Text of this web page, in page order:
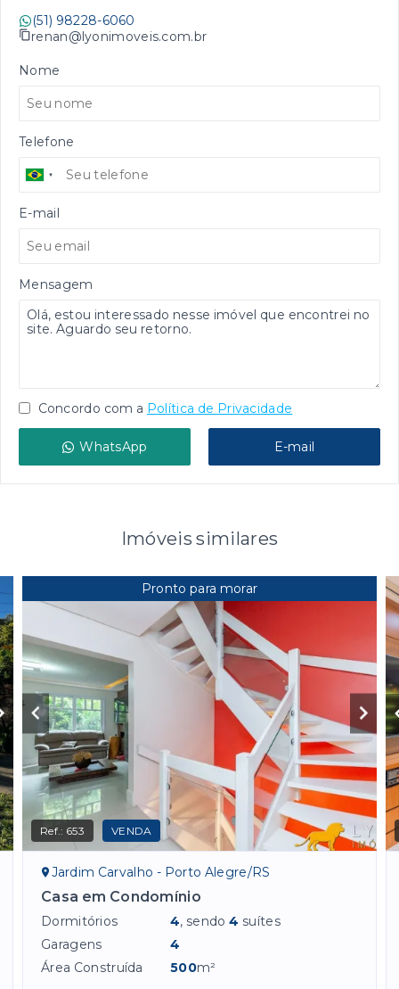
(51) 98228-6060
renan@lyonimoveis.com.br
Nome
Telefone
E-mail
Mensagem
Concordo com a Política de Privacidade
WhatsApp E-mail
Imóveis similares
Pronto para morar
Ref.: 653 VENDA
Jardim Carvalho - Porto Alegre/RS
Casa em Condomínio
Dormitórios 4, sendo4 suítes
Garagens
4
Área Construída
500m²